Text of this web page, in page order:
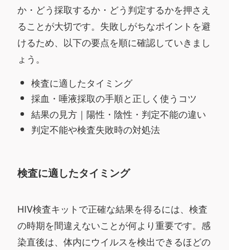
か・どう採取するか・どう判定するかを押さえ
ることが大切です。失敗しがちなポイントを避
けるため、以下の要点を順に確認していきまし
ょう。
検査に適したタイミング
採血・唾液採取の手順と正しく使うコツ
結果の見方｜陽性・陰性・判定不能の違い
判定不能や検査失敗時の対処法
検査に適したタイミング
HIV検査キットで正確な結果を得るには、検査
の時期を間違えないことが何より重要です。感
染直後は、体内にウイルスを検出できるほどの